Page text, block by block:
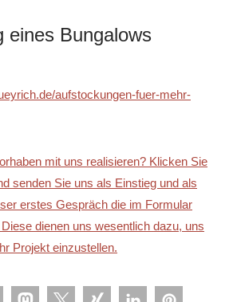
eines Bungalows
aufstockungen-fuer-mehr-
mit uns realisieren? Klicken Sie
senden Sie uns als Einstieg und als
erstes Gespräch die im Formular
dienen uns wesentlich dazu, uns
Projekt einzustellen.